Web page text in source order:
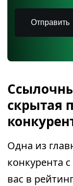
Отправить
скрытая
Одна из
конкурента
вас в